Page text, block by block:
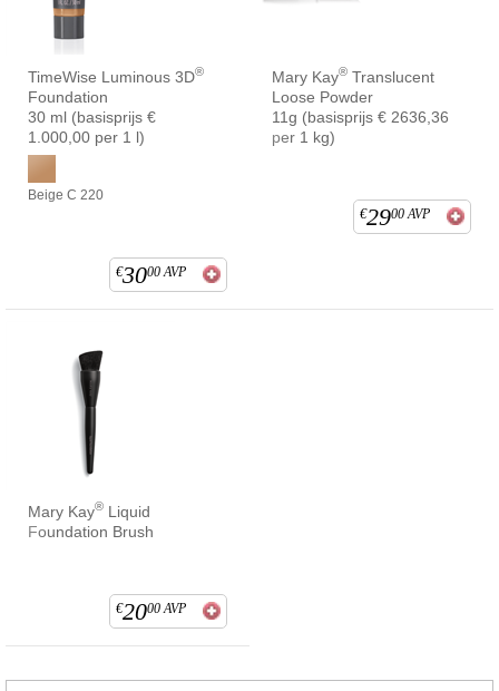
TimeWise Luminous 3D®
Foundation
30 ml (basisprijs €
1.000,00 per 1 l)
Beige C 220
€3000 AVP
Mary Kay® Translucent
Loose Powder
11g (basisprijs € 2636,36
per 1 kg)
€2900 AVP
Mary Kay® Liquid
Foundation Brush
€2000 AVP